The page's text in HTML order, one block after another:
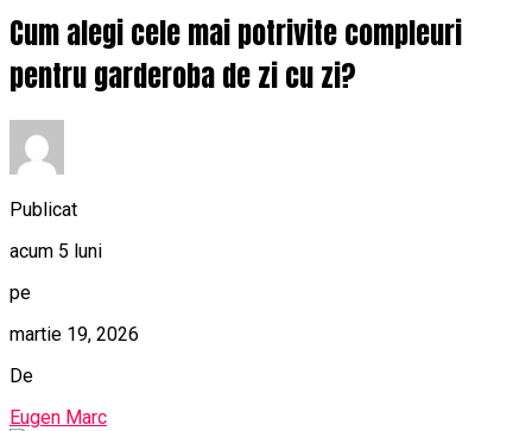
Cum alegi cele mai potrivite compleuri
pentru garderoba de zi cu zi?
Publicat
acum 5 luni
pe
martie 19, 2026
De
Eugen Marc